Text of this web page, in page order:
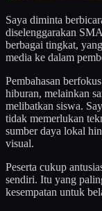
Saya diminta
diselenggarakan
berbagai tingkat,
media ke dalam
Pembahasan
hiburan, melainkan
melibatkan siswa.
tidak memerlukan
sumber daya lokal
visual.
Peserta cukup
sendiri. Itu yang
kesempatan untuk